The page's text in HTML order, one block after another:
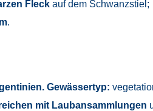
Fleckauf dem
.
Gewässertyp:
mit Laubansammlungen